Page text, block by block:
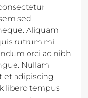
sed
Aliquam
rutrum mi
orci ac nibh
Nullam
et adipiscing
libero tempus